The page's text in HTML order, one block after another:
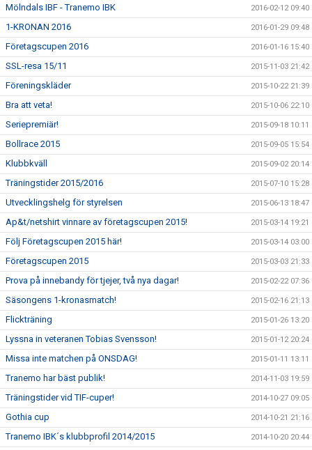
Mölndals IBF - Tranemo IBK 2016-02-12 09:40
1-KRONAN 2016 2016-01-29 09:48
Företagscupen 2016 2016-01-16 15:40
SSL-resa 15/11 2015-11-03 21:42
Föreningskläder 2015-10-22 21:39
Bra att veta! 2015-10-06 22:10
Seriepremiär! 2015-09-18 10:11
Bollrace 2015 2015-09-05 15:54
Klubbkväll 2015-09-02 20:14
Träningstider 2015/2016 2015-07-10 15:28
Utvecklingshelg för styrelsen 2015-06-13 18:47
Ap&t/netshirt vinnare av företagscupen 2015! 2015-03-14 19:21
Följ Företagscupen 2015 här! 2015-03-14 03:00
Företagscupen 2015 2015-03-03 21:33
Prova på innebandy för tjejer, två nya dagar! 2015-02-22 07:36
Säsongens 1-kronasmatch! 2015-02-16 21:13
Flickträning 2015-01-26 13:20
Lyssna in veteranen Tobias Svensson! 2015-01-12 20:24
Missa inte matchen på ONSDAG! 2015-01-11 13:11
Tranemo har bäst publik! 2014-11-03 19:59
Träningstider vid TIF-cuper! 2014-10-27 09:05
Gothia cup 2014-10-21 21:16
Tranemo IBK´s klubbprofil 2014/2015 2014-10-20 20:44